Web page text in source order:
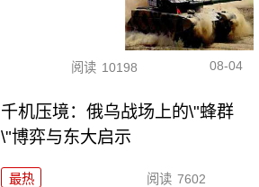
阅读 10198 08-04
千机压境：俄乌战场上的\"蜂群
\"博弈与东大启示
最热 阅读 7602